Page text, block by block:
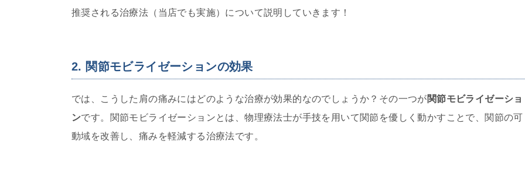
推奨される治療法（当店でも実施）について説明していきます！
2. 関節モビライゼーションの効果
では、こうした肩の痛みにはどのような治療が効果的なのでしょうか？その一つが関節モビライゼーショ
ンです。関節モビライゼーションとは、物理療法士が手技を用いて関節を優しく動かすことで、関節の可
動域を改善し、痛みを軽減する治療法です。